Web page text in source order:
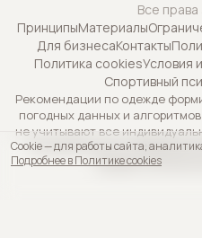
Все
ПринципыМатериалы
Для бизнесаКонтакты
Политика cookiesУсловия
Спортивный
Рекомендации по одежде
погодных данных и
не учитывают все
исключительно
Cookie — для работы сайта,
Подробнее в Политике cookies